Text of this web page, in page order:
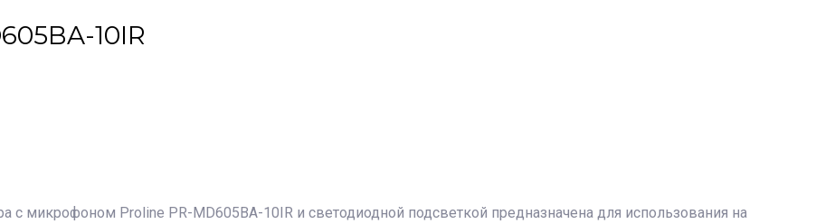
10IR
микрофоном Proline PR-MD605BA-10IR и светодиодной подсветкой предназначена для использования на